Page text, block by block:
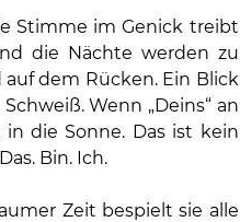
Stimme im Genick treibt
die Nächte werden zu
auf dem Rücken. Ein Blick
Wenn „Deins“ an
die Sonne. Das ist kein
Bin. Ich.
Zeit bespielt sie alle